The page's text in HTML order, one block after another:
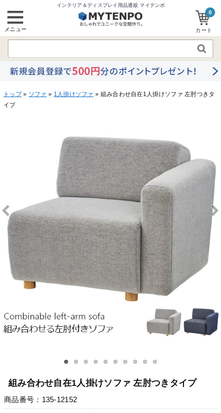
インテリア＆ディスプレイ用品通販 マイテンポ
0
カート
メニュー
トップ» ソファ » 1人掛けソファ » 組み合わせ自在1人掛けソファ 左肘つきタ
イプ
組み合わせ自在1人掛けソファ 左肘つきタイプ
商品番号：135-12152